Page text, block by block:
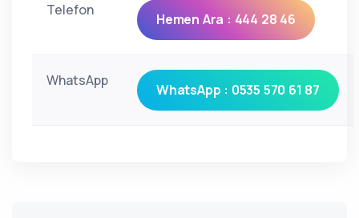
Telefon
Hemen Ara : 444 28 46
WhatsApp
WhatsApp : 0535 570 61 87